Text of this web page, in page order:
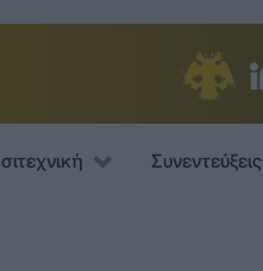
Συνεντεύξεις